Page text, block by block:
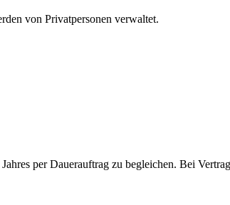
von Privatpersonen verwaltet.
per Dauerauftrag zu begleichen. Bei